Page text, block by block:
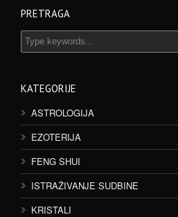
PRETRAGA
KATEGORIJE
ASTROLOGIJA
EZOTERIJA
FENG SHUI
ISTRAŽIVANJE SUDBINE
KRISTALI